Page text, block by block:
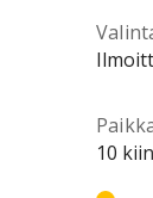
10